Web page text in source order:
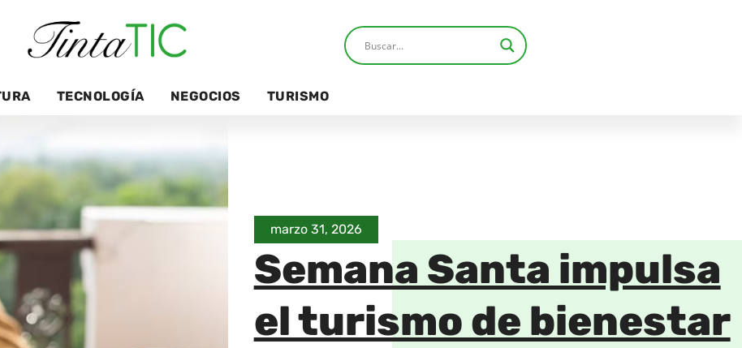
TECNOLOGÍA NEGOCIOS TURISMO
marzo 31, 2026
Semana Santa impulsa
el turismo de bienestar